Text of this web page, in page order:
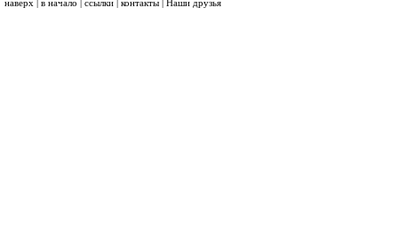
наверх | в начало | ссылки | контакты | Наши друзья